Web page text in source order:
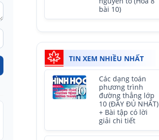
bài 10)
TIN XEM NHIỀU NHẤT
Các dạng toán
phương trình
đường thẳng lớp
10 (ĐẦY ĐỦ NHẤT)
+ Bài tập có lời
giải chi tiết